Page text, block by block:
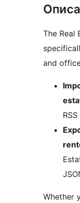
The Real
and
RSS
Whether